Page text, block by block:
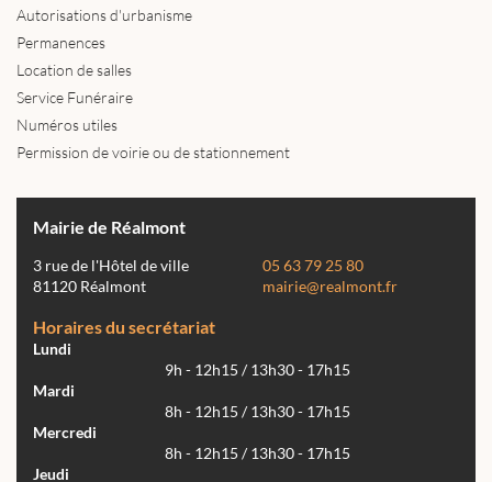
Autorisations d'urbanisme
Permanences
Location de salles
Service Funéraire
Numéros utiles
Permission de voirie ou de stationnement
Mairie de Réalmont
3 rue de l'Hôtel de ville
81120 Réalmont
05 63 79 25 80
mairie@realmont.fr
Horaires du secrétariat
Lundi
9h - 12h15 / 13h30 - 17h15
Mardi
8h - 12h15 / 13h30 - 17h15
Mercredi
8h - 12h15 / 13h30 - 17h15
Jeudi